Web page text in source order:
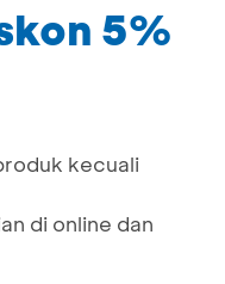
5%
kecuali
di online dan